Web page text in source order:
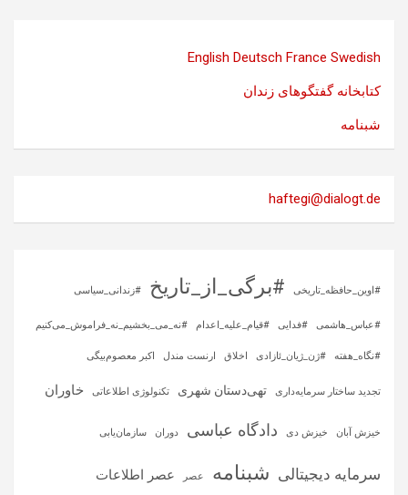
English Deutsch France Swedish
کتابخانه گفتگوهای زندان
شبنامه
haftegi@dialogt.de
#اوین_حافظه_تاریخی #برگی_از_تاریخ #زندانی_سیاسی
#عباس_هاشمی #فدایی #قیام_علیه_اعدام #نه_می_بخشیم_نه_فراموش_می‌کنیم
#نگاه_هفته #ژن_ژیان_ئازادی اخلاق ارنست مندل اکبر معصوم‌بیگی
تجدید ساختار سرمایه‌داری تهی‌دستان شهری تکنولوژی اطلاعاتی خاوران
خیزش آبان خیزش دی دادگاه عباسی دوران سازمان‌یابی
سرمایه‌ دیجیتالی شبنامه عصر عصر اطلاعات